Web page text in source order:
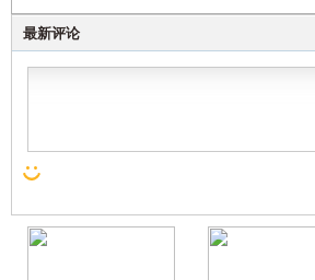
最新评论